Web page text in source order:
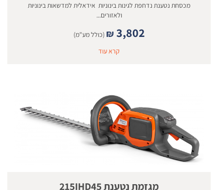
מכסחת נטענת נדחפת לגינות בינוניות אידאלית למדשאות בינוניות
ולאזורים...
₪ 3,802
(כולל מע"מ)
קרא עוד
מגזמת נטענת 215IHD45